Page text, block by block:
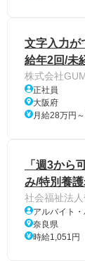
文字入力が
給年2回/未
株式会社
正社員
大阪府
月給28万円
「週3から
み/特別養
社会福祉法
アルバイト・
奈良県
時給1,051円